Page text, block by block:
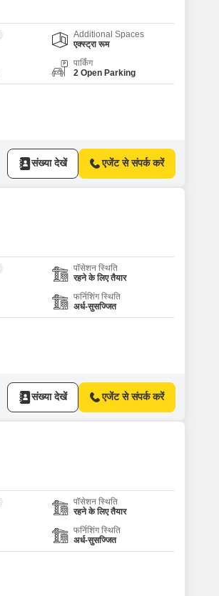
Additional Spaces
एक्स्ट्रा रूम
पार्किंग
2 Open Parking
संख्या देखें एजेंट से संपर्क करें
पॉसेशन स्थिति
रहने के लिए तैयार
फर्निशिंग स्थिति
अर्ध-सुसज्जित
संख्या देखें एजेंट से संपर्क करें
पॉसेशन स्थिति
रहने के लिए तैयार
फर्निशिंग स्थिति
अर्ध-सुसज्जित